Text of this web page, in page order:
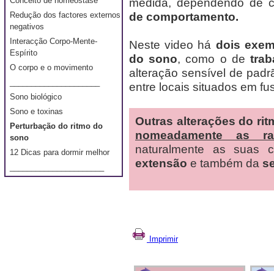
Redução dos factores externos
negativos
Interacção Corpo-Mente-
Espírito
O corpo e o movimento
Sono biológico
Sono e toxinas
Perturbação do ritmo do
sono
12 Dicas para dormir melhor
medida, dependendo de
de comportamento.
Neste video há dois
do sono, como o de
alteração sensível de
entre locais situados em
Outras alterações do
nomeadamente as
naturalmente as suas
extensão e também da
Imprimir